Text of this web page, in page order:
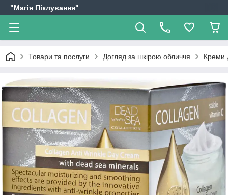
"Магія Піклування"
Товари та послуги Догляд за шкірою обличчя Креми